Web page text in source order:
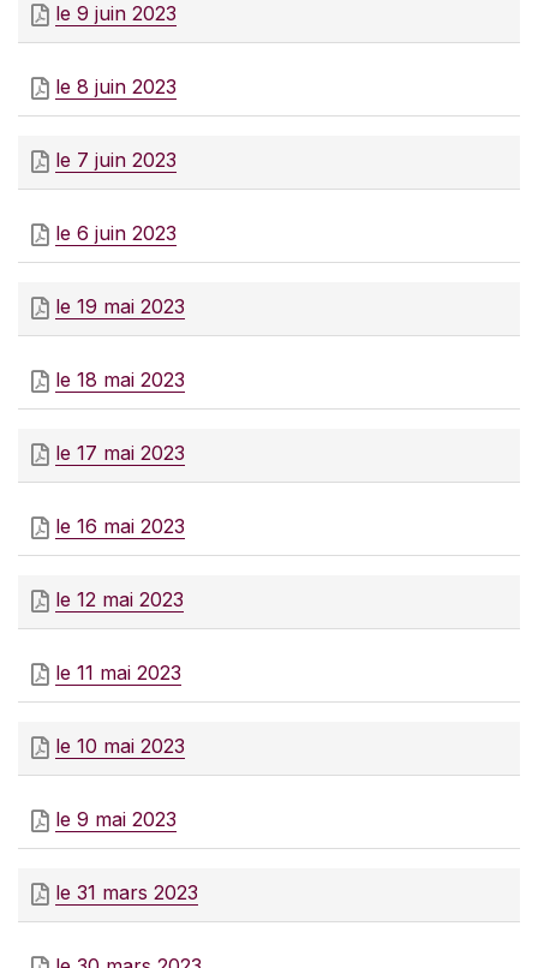
le 9 juin 2023
le 8 juin 2023
le 7 juin 2023
le 6 juin 2023
le 19 mai 2023
le 18 mai 2023
le 17 mai 2023
le 16 mai 2023
le 12 mai 2023
le 11 mai 2023
le 10 mai 2023
le 9 mai 2023
le 31 mars 2023